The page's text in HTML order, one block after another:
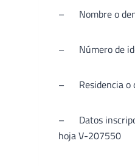
– Nombre o
– Número de
– Residencia o
– Datos
hoja V-207550